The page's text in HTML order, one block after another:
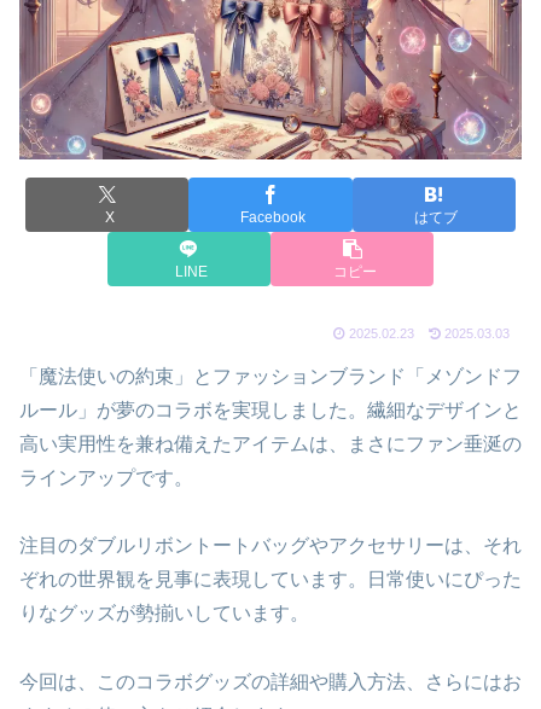
X Facebook はてブ
LINE コピー
2025.02.23 2025.03.03
「魔法使いの約束」とファッションブランド「メゾンドフ
ルール」が夢のコラボを実現しました。繊細なデザインと
高い実用性を兼ね備えたアイテムは、まさにファン垂涎の
ラインアップです。
注目のダブルリボントートバッグやアクセサリーは、それ
ぞれの世界観を見事に表現しています。日常使いにぴった
りなグッズが勢揃いしています。
今回は、このコラボグッズの詳細や購入方法、さらにはお